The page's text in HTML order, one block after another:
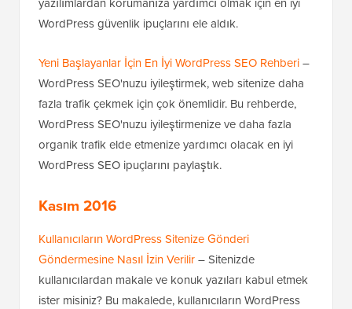
WordPress güvenlik ipuçlarını ele aldık.
Yeni Başlayanlar İçin En İyi WordPress SEO Rehberi–
WordPress SEO'nuzu iyileştirmek, web sitenize daha
fazla trafik çekmek için çok önemlidir. Bu rehberde,
WordPress SEO'nuzu iyileştirmenize ve daha fazla
organik trafik elde etmenize yardımcı olacak en iyi
WordPress SEO ipuçlarını paylaştık.
Kasım 2016
Kullanıcıların WordPress Sitenize Gönderi
Göndermesine Nasıl İzin Verilir– Sitenizde
kullanıcılardan makale ve konuk yazıları kabul etmek
ister misiniz? Bu makalede, kullanıcıların WordPress